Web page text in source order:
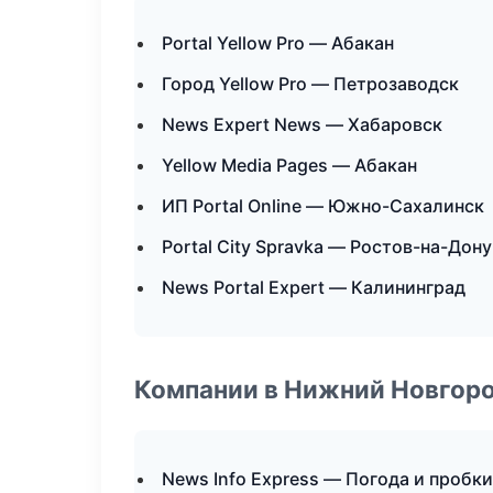
Portal Yellow Pro — Абакан
Город Yellow Pro — Петрозаводск
News Expert News — Хабаровск
Yellow Media Pages — Абакан
ИП Portal Online — Южно-Сахалинск
Portal City Spravka — Ростов-на-Дону
News Portal Expert — Калининград
Компании в Нижний
News Info Express — Погода и пробки